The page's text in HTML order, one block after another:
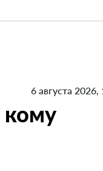
6 августа 2026,